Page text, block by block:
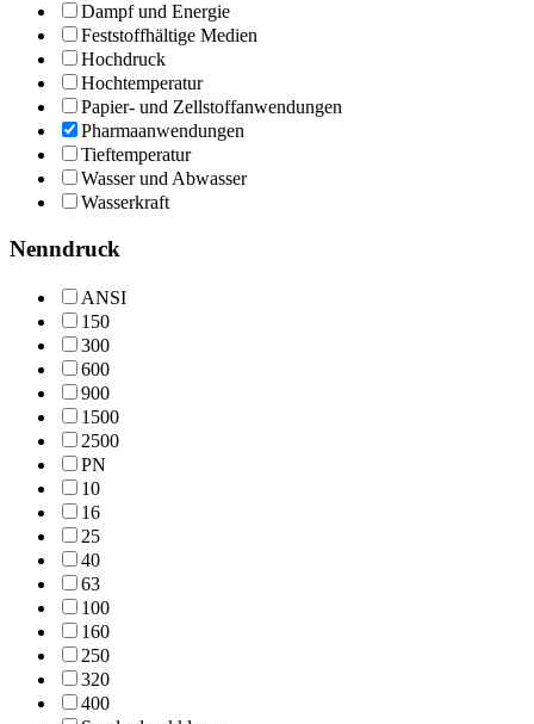
Dampf und Energie
Feststoffhältige Medien
Hochdruck
Hochtemperatur
Papier- und Zellstoffanwendungen
Pharmaanwendungen
Tieftemperatur
Wasser und Abwasser
Wasserkraft
Nenndruck
ANSI
150
300
600
900
1500
2500
PN
10
16
25
40
63
100
160
250
320
400